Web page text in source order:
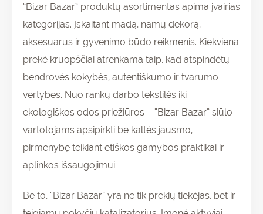
“Bizar Bazar” produktų asortimentas apima įvairias
kategorijas. Įskaitant madą, namų dekorą,
aksesuarus ir gyvenimo būdo reikmenis. Kiekviena
prekė kruopščiai atrenkama taip, kad atspindėtų
bendrovės kokybės, autentiškumo ir tvarumo
vertybes. Nuo rankų darbo tekstilės iki
ekologiškos odos priežiūros – “Bizar Bazar” siūlo
vartotojams apsipirkti be kaltės jausmo,
pirmenybę teikiant etiškos gamybos praktikai ir
aplinkos išsaugojimui.
Be to, “Bizar Bazar” yra ne tik prekių tiekėjas, bet ir